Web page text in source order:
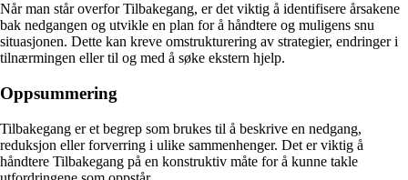
Når man står overfor Tilbakegang, er det viktig å identifisere årsakene
bak nedgangen og utvikle en plan for å håndtere og muligens snu
situasjonen. Dette kan kreve omstrukturering av strategier, endringer i
tilnærmingen eller til og med å søke ekstern hjelp.
Oppsummering
Tilbakegang er et begrep som brukes til å beskrive en nedgang,
reduksjon eller forverring i ulike sammenhenger. Det er viktig å
håndtere Tilbakegang på en konstruktiv måte for å kunne takle